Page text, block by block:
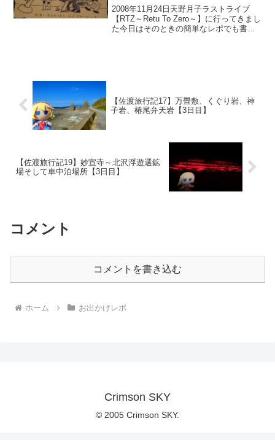
2008年11月24日天野月子ラストライブ
【RTZ～Retu To Zero～】に行ってきまし
た今日はそのときの簡単なレポでも書こ
【佐渡旅行記17】万畳敷、くぐり岩、神
子岩、椿尾弁天岩【3日目】
【佐渡旅行記19】妙宣寺～北沢浮遊選鉱
場そして車中泊場所【3日目】
コメント
コメントを書き込む
ホーム お出かけレポ
Crimson SKY
© 2005 Crimson SKY.